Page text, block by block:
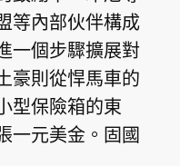
等內部伙伴構成
一個步驟擴展對
豪則從悍馬車的
型保險箱的東
一元美金。固國